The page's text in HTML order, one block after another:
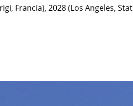
Francia), 2028 (Los Angeles,